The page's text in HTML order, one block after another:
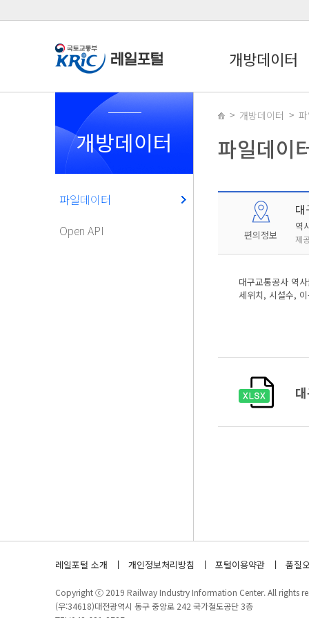
개방데이터
개방데이터
파일데이터
Open API
개방데이터
파일데이
편의정보
역
제
대구교통공사 역
세위치, 시설수,
레일포털 소개 개인정보처리방침 포털이용약관 품질
Copyright ⓒ 2019 Railway Industry Information Center. All rights
(우:34618)대전광역시 동구 중앙로 242 국가철도공단 3층